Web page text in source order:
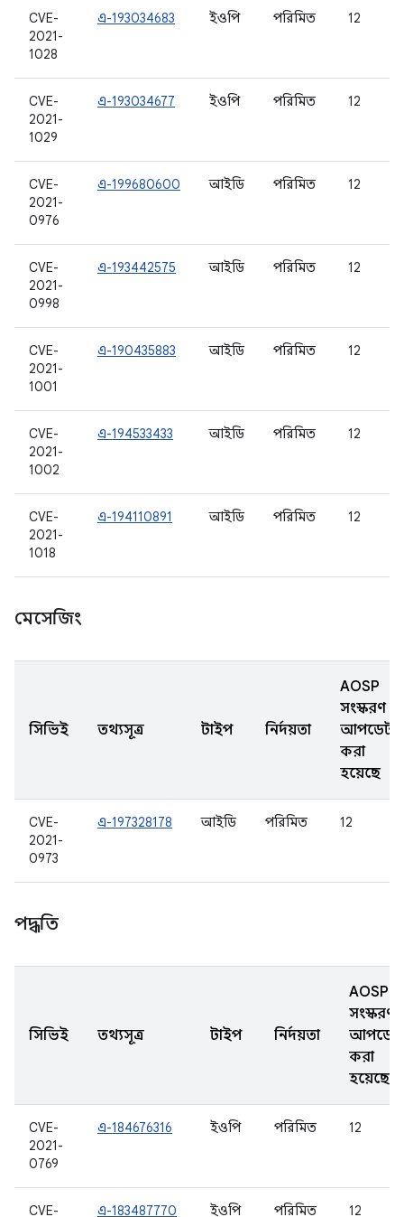
CVE-
2021-
1028
এ-193034683 ইওপি পরিমিত 12
CVE-
2021-
1029
এ-193034677 ইওপি পরিমিত 12
CVE-
2021-
0976
এ-199680600 আইডি পরিমিত 12
CVE-
2021-
0998
এ-193442575 আইডি পরিমিত 12
CVE-
2021-
1001
এ-190435883 আইডি পরিমিত 12
CVE-
2021-
1002
এ-194533433 আইডি পরিমিত 12
CVE-
2021-
1018
এ-194110891 আইডি পরিমিত 12
মেসেজিং
সিভিই তথ্যসূত্র টাইপ নির্দয়তা
AOSP
সংস্করণ
আপডেট
করা
হয়েছে
CVE-
2021-
0973
এ-197328178 আইডি পরিমিত 12
পদ্ধতি
সিভিই তথ্যসূত্র টাইপ নির্দয়তা
AOSP
সংস্করণ
আপডেট
করা
হয়েছে
CVE-
2021-
0769
এ-184676316 ইওপি পরিমিত 12
CVE-
এ-183487770 ইওপি পরিমিত 12